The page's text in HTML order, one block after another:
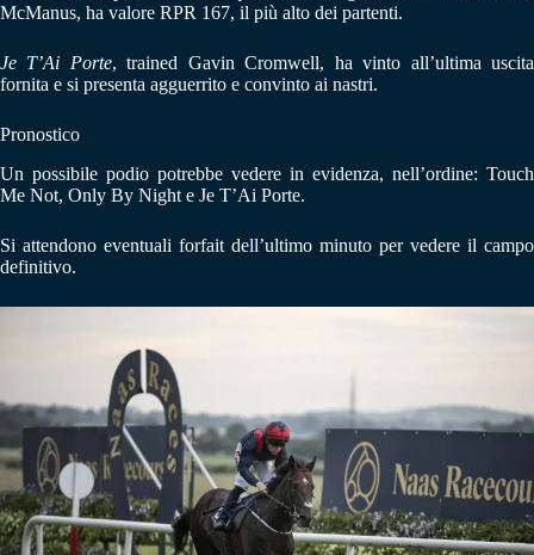
McManus, ha valore RPR 167, il più alto dei partenti.
Je T’Ai Porte, trained Gavin Cromwell, ha vinto all’ultima uscita
fornita e si presenta agguerrito e convinto ai nastri.
Pronostico
Un possibile podio potrebbe vedere in evidenza, nell’ordine: Touch
Me Not, Only By Night e Je T’Ai Porte.
Si attendono eventuali forfait dell’ultimo minuto per vedere il campo
definitivo.